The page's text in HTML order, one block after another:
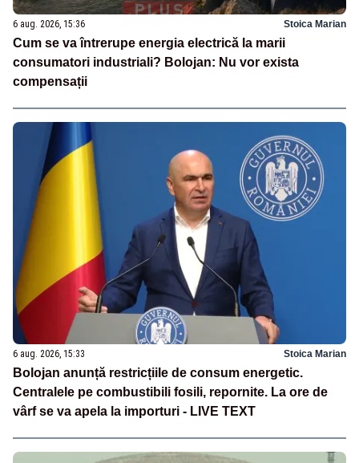
6 aug. 2026, 15:36 Stoica Marian
Cum se va întrerupe energia electrică la marii
consumatori industriali? Bolojan: Nu vor exista
compensații
6 aug. 2026, 15:33 Stoica Marian
Bolojan anunță restricțiile de consum energetic.
Centralele pe combustibili fosili, repornite. La ore de
vârf se va apela la importuri - LIVE TEXT